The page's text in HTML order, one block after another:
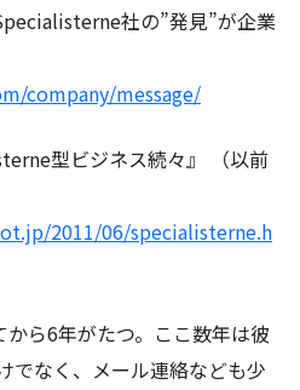
検
社の”発見”が企業
company/message/
型ビジネス続々』 （以前
2011/06/specialisterne.h
ら6年がたつ。ここ数年は彼
でなく、メール連絡なども少